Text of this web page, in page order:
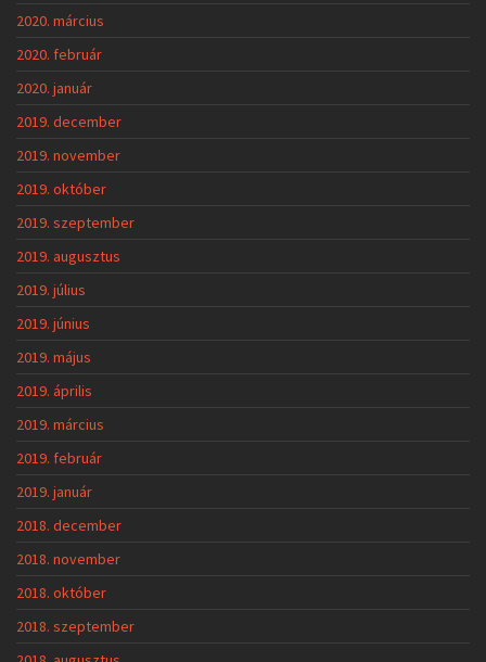
2020. március
2020. február
2020. január
2019. december
2019. november
2019. október
2019. szeptember
2019. augusztus
2019. július
2019. június
2019. május
2019. április
2019. március
2019. február
2019. január
2018. december
2018. november
2018. október
2018. szeptember